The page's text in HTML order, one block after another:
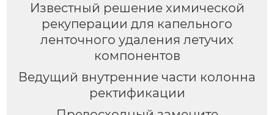
Известный pешение химической
рекуперации для капельного
ленточного удаления летучих
компонентов
Ведущий внутренние части колонна
ректификации